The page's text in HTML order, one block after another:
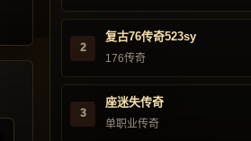
2
复古76传奇523sy
176传奇
3
座迷失传奇
单职业传奇